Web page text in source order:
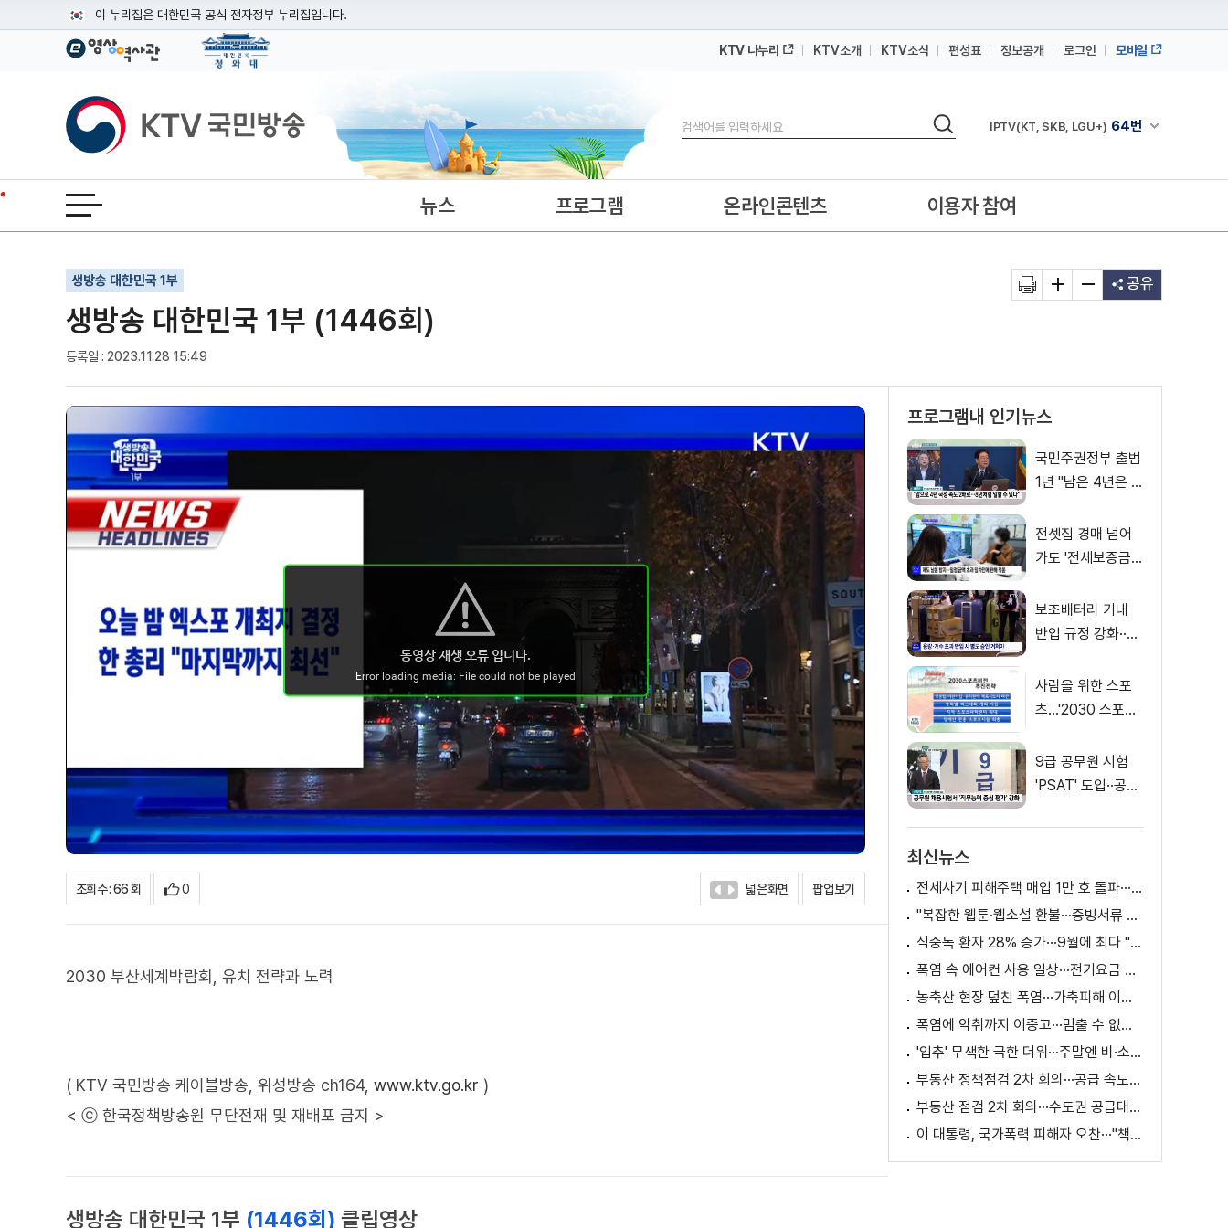
이 누리집은 대한민국 공식 전자정부 누리집입니다.
공식 누리집 주소 확인하기
이밖에 or.kr 또는 .kr등 다른 도메인 주소를 사용하고 있다면 아래 URL에서 도메인 주소를 확인해 보세요
운영중인 공식 누리집보기
KTV 나누리 KTV소개 KTV소식 편성표 정보공개 로그인 모바일
KTV국민방송
검색
검색 채널안내 펼쳐
IPTV(KT, SKB, LGU+) 64번
전체메뉴 열기 뉴스 프로그램 온라인콘텐츠 이용자 참여
생방송 대한민국 1부
생방송 대한민국 1부 (1446회)
등록일 : 2023.11.28 15:49
기사인쇄
글자확대
글자축소 공유
조회수 : 66 회 0 넓은화면 팝업보기
2030 부산세계박람회, 유치 전략과 노력
( KTV 국민방송 케이블방송, 위성방송 ch164, www.ktv.go.kr )
< ⓒ 한국정책방송원 무단전재 및 재배포 금지 >
생방송 대한민국 1부 (1446회) 클립영상
프로그램내 인기뉴스
국민주권정부 출범
1년 "남은 4년은 8
전셋집 경매 넘어
가도 '전세보증금'
보조배터리 기내
반입 규정 강화··
사람을 위한 스포
츠…'2030 스포츠
9급 공무원 시험
'PSAT' 도입··공정
최신뉴스
전세사기 피해주택 매입 1만 호 돌파···피해 지원 속도
"복잡한 웹툰·웹소설 환불···증빙서류 요구까지"
식중독 환자 28% 증가···9월에 최다 "입추 방심 금물"
폭염 속 에어컨 사용 일상···전기요금 줄이려면?
농축산 현장 덮친 폭염···가축피해 이틀 새 28만 마리↑
폭염에 악취까지 이중고···멈출 수 없는 필수노동
'입추' 무색한 극한 더위···주말엔 비·소나기
부동산 정책점검 2차 회의···공급 속도전 본격화하나
부동산 점검 2차 회의···수도권 공급대책 논의
이 대통령, 국가폭력 피해자 오찬···"책임지고 치유"